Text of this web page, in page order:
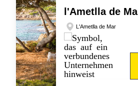
l'Ametlla de
L'Ametlla de Mar